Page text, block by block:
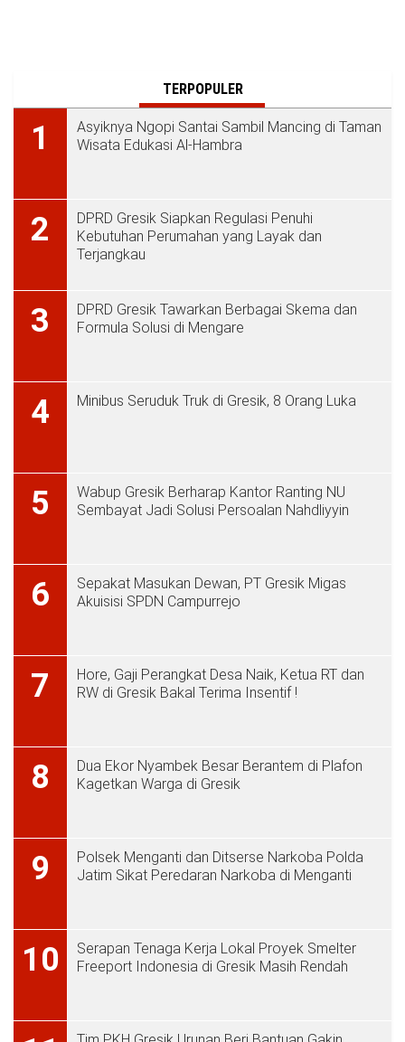
TERPOPULER
1
Asyiknya Ngopi Santai Sambil Mancing di Taman
Wisata Edukasi Al-Hambra
2
DPRD Gresik Siapkan Regulasi Penuhi
Kebutuhan Perumahan yang Layak dan
Terjangkau
3
DPRD Gresik Tawarkan Berbagai Skema dan
Formula Solusi di Mengare
4 Minibus Seruduk Truk di Gresik, 8 Orang Luka
5
Wabup Gresik Berharap Kantor Ranting NU
Sembayat Jadi Solusi Persoalan Nahdliyyin
6
Sepakat Masukan Dewan, PT Gresik Migas
Akuisisi SPDN Campurrejo
7
Hore, Gaji Perangkat Desa Naik, Ketua RT dan
RW di Gresik Bakal Terima Insentif !
8
Dua Ekor Nyambek Besar Berantem di Plafon
Kagetkan Warga di Gresik
9
Polsek Menganti dan Ditserse Narkoba Polda
Jatim Sikat Peredaran Narkoba di Menganti
10
Serapan Tenaga Kerja Lokal Proyek Smelter
Freeport Indonesia di Gresik Masih Rendah